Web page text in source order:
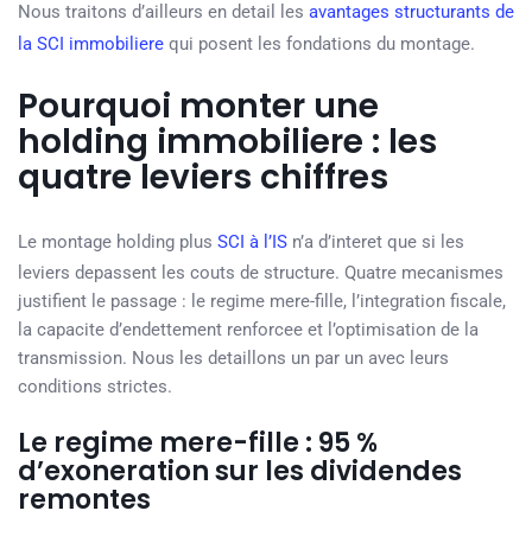
Nous traitons d’ailleurs en detail les avantages structurants de
la SCI immobiliere qui posent les fondations du montage.
Pourquoi monter une
holding immobiliere : les
quatre leviers chiffres
Le montage holding plus SCI à l’IS n’a d’interet que si les
leviers depassent les couts de structure. Quatre mecanismes
justifient le passage : le regime mere-fille, l’integration fiscale,
la capacite d’endettement renforcee et l’optimisation de la
transmission. Nous les detaillons un par un avec leurs
conditions strictes.
Le regime mere-fille : 95 %
d’exoneration sur les dividendes
remontes